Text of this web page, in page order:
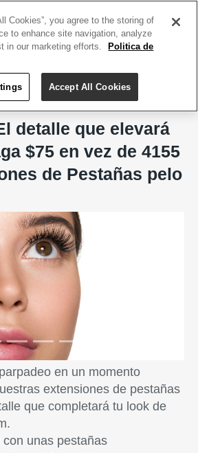
detalle que elevará
$75 en vez de 4155
de Pestañas pelo
en un momento
extensiones de pestañas
que completará tu look de
unas pestañas
Cookies”, you agree to the storing of
to enhance site navigation, analyze
in our marketing efforts.
Politica de
Accept All Cookies